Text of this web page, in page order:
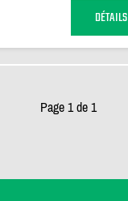
DÉTAILS
Page 1 de 1